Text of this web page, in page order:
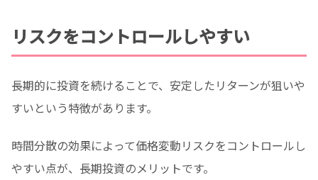
リスクをコントロールしやすい
長期的に投資を続けることで、安定したリターンが狙いや
すいという特徴があります。
時間分散の効果によって価格変動リスクをコントロールし
やすい点が、長期投資のメリットです。